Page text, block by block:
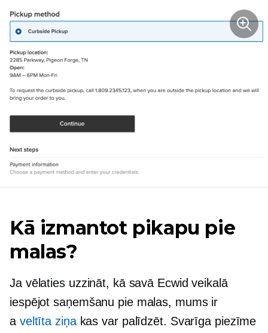
Kā izmantot pikapu pie
malas?
Ja vēlaties uzzināt, kā savā Ecwid veikalā
iespējot saņemšanu pie malas, mums ir
a veltīta ziņakas var palīdzēt. Svarīga piezīme